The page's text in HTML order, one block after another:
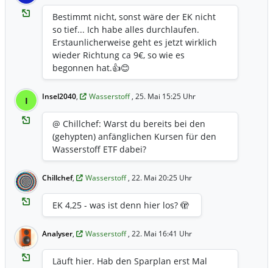
Bestimmt nicht, sonst wäre der EK nicht
so tief... Ich habe alles durchlaufen.
Erstaunlicherweise geht es jetzt wirklich
wieder Richtung ca 9€, so wie es
begonnen hat.👍😊
I Insel2040, Wasserstoff, 25. Mai 15:25 Uhr
@ Chillchef: Warst du bereits bei den
(gehypten) anfänglichen Kursen für den
Wasserstoff ETF dabei?
Chillchef, Wasserstoff, 22. Mai 20:25 Uhr
EK 4,25 - was ist denn hier los? 🫣
Analyser, Wasserstoff, 22. Mai 16:41 Uhr
Läuft hier. Hab den Sparplan erst Mal